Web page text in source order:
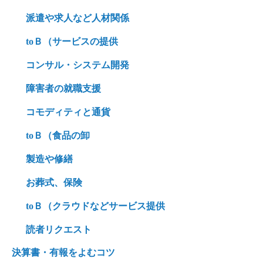
派遣や求人など人材関係
toＢ（サービスの提供
コンサル・システム開発
障害者の就職支援
コモディティと通貨
toＢ（食品の卸
製造や修繕
お葬式、保険
toＢ（クラウドなどサービス提供
読者リクエスト
決算書・有報をよむコツ